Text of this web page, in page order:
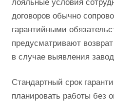
лояльные условия
договоров обычно
гарантийными
предусматривают
в случае выявления
Стандартный срок
планировать работы без